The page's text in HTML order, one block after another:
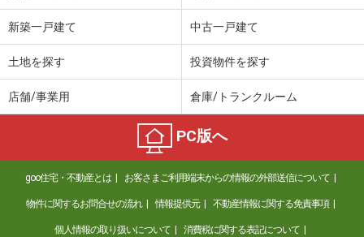
5.50万円
山梨県南アルプス市在家塚
5.60万円
住 所
山梨県南アルプス市在家塚
専有面積 23.72m²
間取り
1K
山梨県甲府市上石田４丁目
新築一戸建て 中古一戸建て
土地を探す 投資物件を探す
店舗/事業用 倉庫/トランクルーム
PC版へ
goo住宅・不動産とは お客さまご利用端末からの情報の外部送信について
物件に関するお問合せの流れ 情報提供元 不動産情報に関する免責事項
個人情報の取り扱いについて 消費税に関する表記について